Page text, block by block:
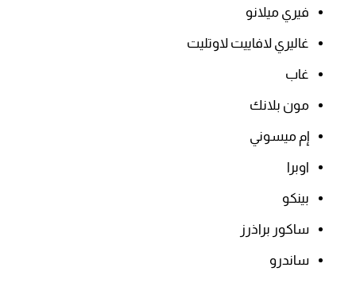
فيري ميلانو
غاليري لافاييت لاوتليت
غاب
مون بلانك
إم ميسوني
اوبرا
بينكو
ساكور براذرز
ساندرو